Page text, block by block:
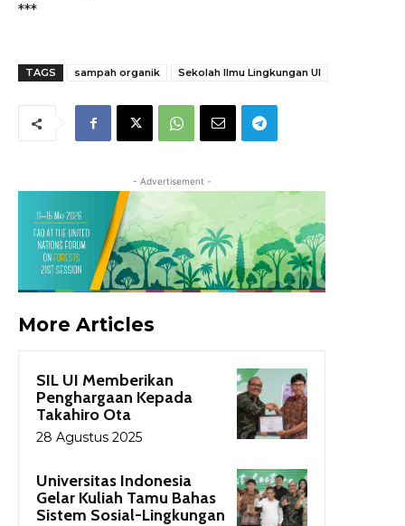
***
TAGS sampah organik Sekolah Ilmu Lingkungan UI
- Advertisement -
More Articles
SIL UI Memberikan
Penghargaan Kepada
Takahiro Ota
28 Agustus 2025
Universitas Indonesia
Gelar Kuliah Tamu Bahas
Sistem Sosial-Lingkungan